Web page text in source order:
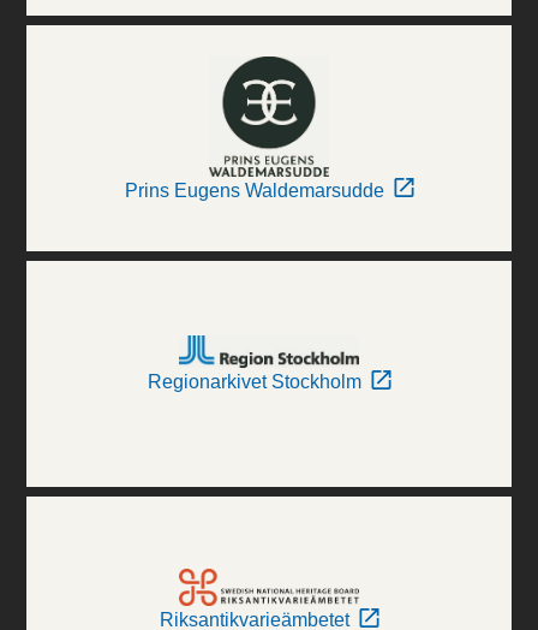
Prins Eugens Waldemarsudde
Regionarkivet Stockholm
Riksantikvarieämbetet